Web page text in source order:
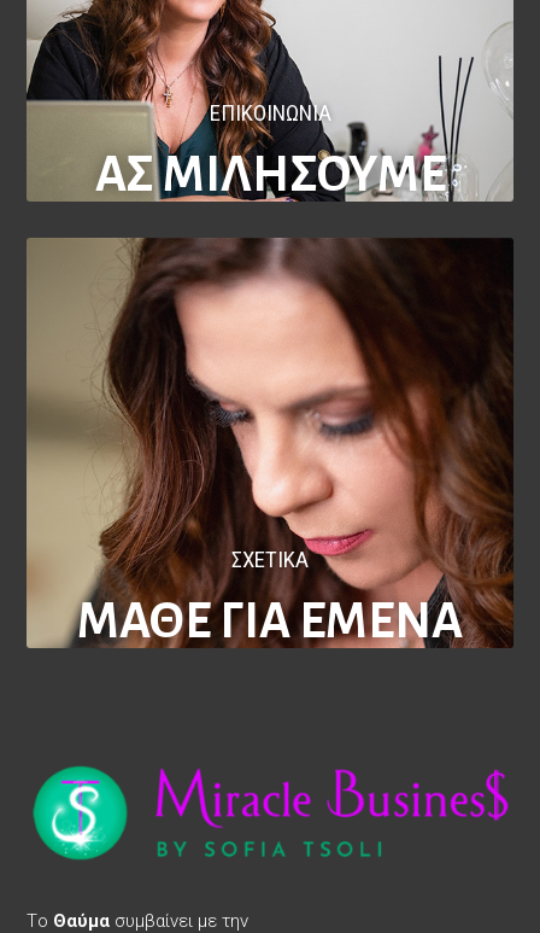
ΕΠΙΚΟΙΝΩΝΙΑ
ΑΣ ΜΙΛΗΣΟΥΜΕ
ΣΧΕΤΙΚΑ
ΜΑΘΕ ΓΙΑ ΕΜΕΝΑ
Tο Θαύμα συμβαίνει με την